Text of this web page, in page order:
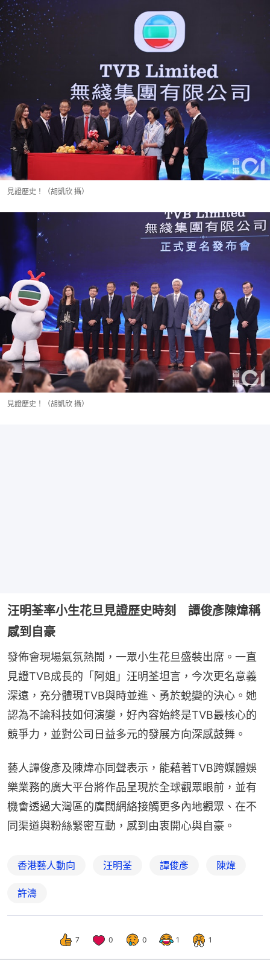
見證歷史！（胡凱欣 攝）
見證歷史！（胡凱欣 攝）
汪明荃率小生花旦見證歷史時刻 譚俊彥陳煒稱
感到自豪
發佈會現場氣氛熱鬧，一眾小生花旦盛裝出席。一直
見證TVB成長的「阿姐」汪明荃坦言，今次更名意義
深遠，充分體現TVB與時並進、勇於蛻變的決心。她
認為不論科技如何演變，好內容始終是TVB最核心的
競爭力，並對公司日益多元的發展方向深感鼓舞。
藝人譚俊彥及陳煒亦同聲表示，能藉著TVB跨媒體娛
樂業務的廣大平台將作品呈現於全球觀眾眼前，並有
機會透過大灣區的廣闊網絡接觸更多內地觀眾、在不
同渠道與粉絲緊密互動，感到由衷開心與自豪。
香港藝人動向 汪明荃 譚俊彥 陳煒
許濤
7 0 0 1 1